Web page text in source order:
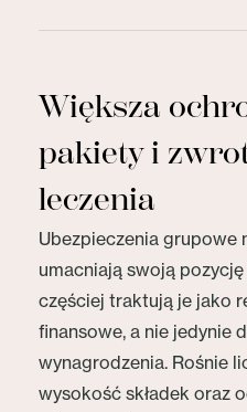
Większa
pakiety i
leczenia
Ubezpieczenia grupowe
umacniają swoją
częściej traktują je jako
finansowe, a nie jedynie
wynagrodzenia. Rośnie
wysokość składek oraz